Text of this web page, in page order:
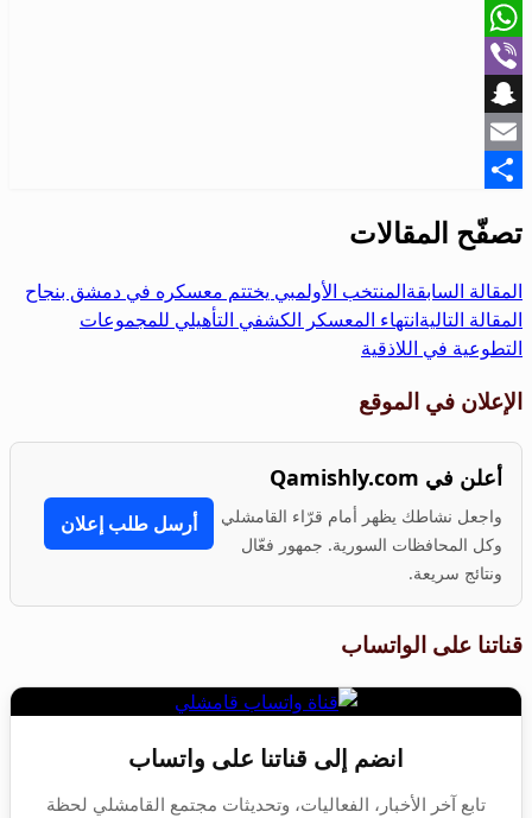
X
WhatsApp
Viber
Snapchat
Email
تصفّح المقالات
المقالة السابقة المنتخب الأولمبي يختتم معسكره في دمشق بنجاح
المقالة التالية انتهاء المعسكر الكشفي التأهيلي للمجموعات
التطوعية في اللاذقية
الإعلان في الموقع
أعلن في Qamishly.com
واجعل نشاطك يظهر أمام قرّاء القامشلي
وكل المحافظات السورية. جمهور فعّال
ونتائج سريعة.
أرسل طلب إعلان
قناتنا على الواتساب
انضم إلى قناتنا على واتساب
تابع آخر الأخبار، الفعاليات، وتحديثات مجتمع القامشلي لحظة